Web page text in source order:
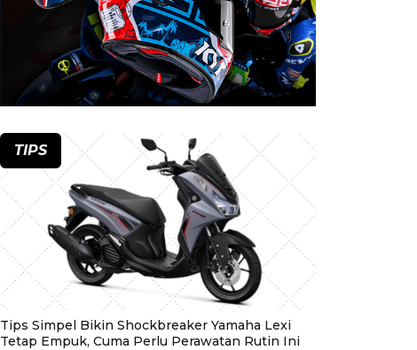
TIPS
Tips Simpel Bikin Shockbreaker Yamaha Lexi
Tetap Empuk, Cuma Perlu Perawatan Rutin Ini